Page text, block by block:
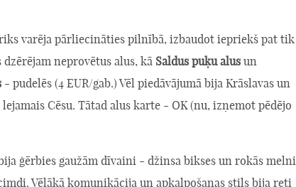
varēja pārliecināties pilnībā, izbaudot iepriekš pat tik
dzērējam neprovētus alus, kā Saldus puķu alus un
- pudelēs (4 EUR/gab.) Vēl piedāvājumā bija Krāslavas un
Cēsu. Tātad alus karte - OK (nu, izņemot pēdējo
ģērbies gaužām dīvaini - džinsa bikses un rokās melni
Vēlākā komunikācija un apkalpošanas stils bija reti